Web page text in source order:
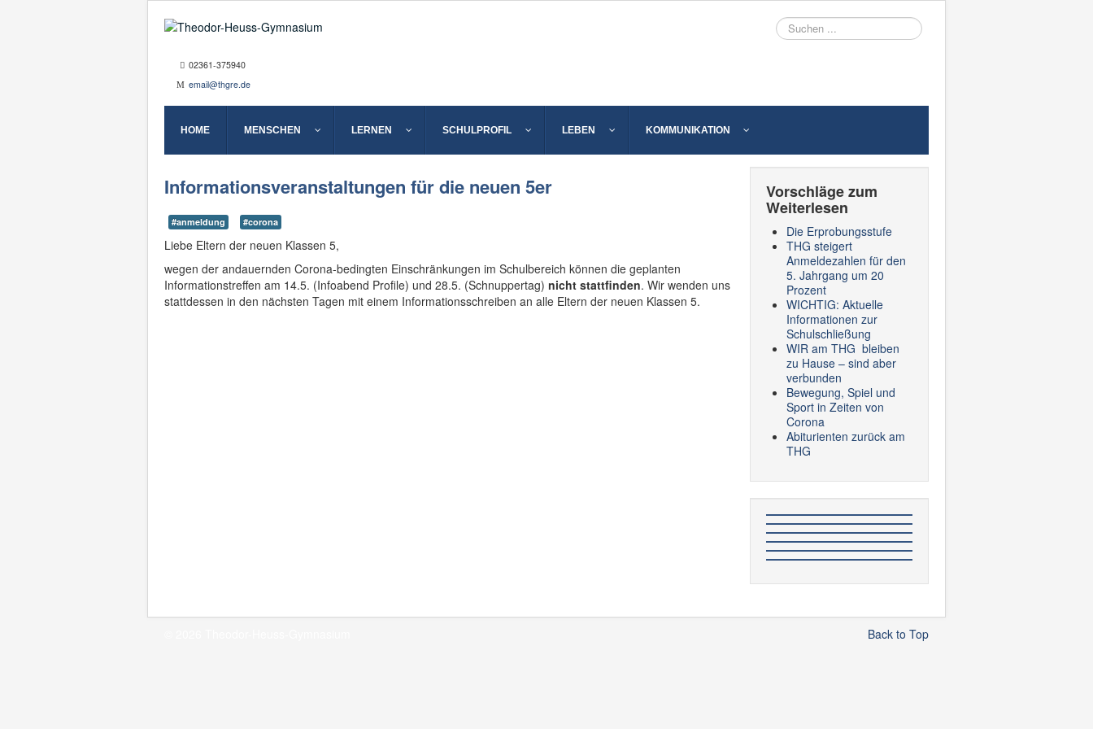
Suche
02361-375940
email@thgre.de
HOME MENSCHEN LERNEN SCHULPROFIL LEBEN KOMMUNIKATION
Informationsveranstaltungen für die neuen 5er
#anmeldung #corona
Liebe Eltern der neuen Klassen 5,
wegen der andauernden Corona-bedingten Einschränkungen im Schulbereich können die geplanten
Informationstreffen am 14.5. (Infoabend Profile) und 28.5. (Schnuppertag) nicht stattfinden. Wir wenden uns
stattdessen in den nächsten Tagen mit einem Informationsschreiben an alle Eltern der neuen Klassen 5.
Vorschläge zum
Weiterlesen
Die Erprobungsstufe
THG steigert
Anmeldezahlen für den
5. Jahrgang um 20
Prozent
WICHTIG: Aktuelle
Informationen zur
Schulschließung
WIR am THG bleiben
zu Hause – sind aber
verbunden
Bewegung, Spiel und
Sport in Zeiten von
Corona
Abiturienten zurück am
THG
Back to Top